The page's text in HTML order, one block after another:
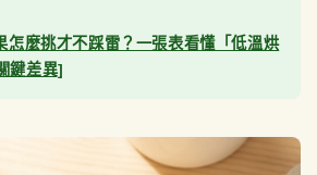
麼挑才不踩雷？一張表看懂「低溫烘
鍵差異]